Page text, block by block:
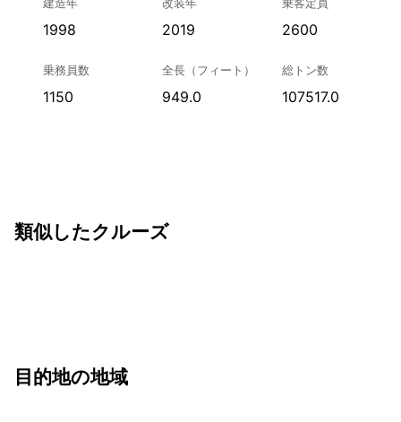
1998 2019 2600
乗務員数
1150
全長（フィート）
949.0
総トン数
107517.0
類似したクルーズ
目的地の地域